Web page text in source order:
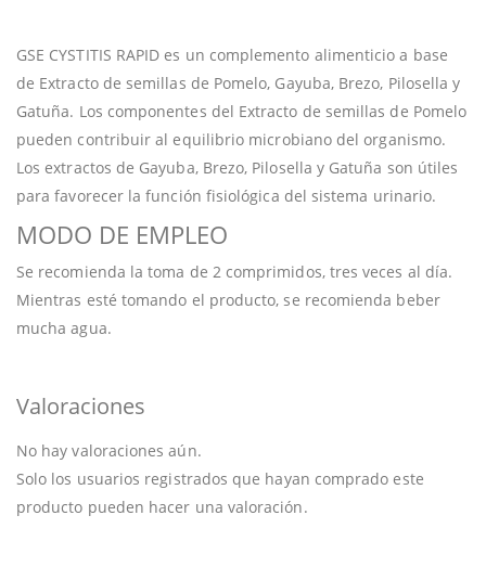
GSE CYSTITIS RAPID es un complemento alimenticio a base
de Extracto de semillas de Pomelo, Gayuba, Brezo, Pilosella y
Gatuña. Los componentes del Extracto de semillas de Pomelo
pueden contribuir al equilibrio microbiano del organismo.
Los extractos de Gayuba, Brezo, Pilosella y Gatuña son útiles
para favorecer la función fisiológica del sistema urinario.
MODO DE EMPLEO
Se recomienda la toma de 2 comprimidos, tres veces al día.
Mientras esté tomando el producto, se recomienda beber
mucha agua.
Valoraciones
No hay valoraciones aún.
Solo los usuarios registrados que hayan comprado este
producto pueden hacer una valoración.